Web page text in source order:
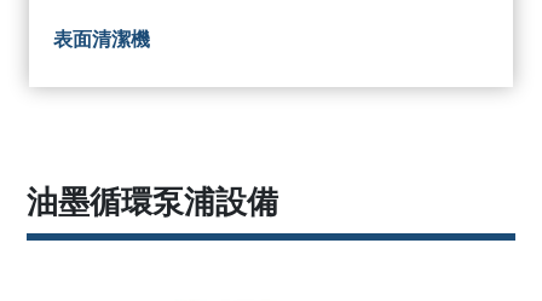
表面清潔機
油墨循環泵浦設備